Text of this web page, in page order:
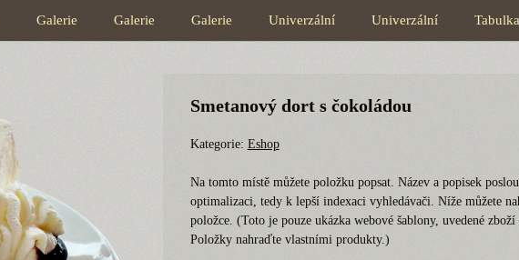
Galerie Galerie Galerie Univerzální Univerzální Tabulka
Smetanový dort s čokoládou
Kategorie:Eshop
Na tomto místě můžete položku popsat. Název a popisek
optimalizaci, tedy k lepší indexaci vyhledávači. Níže
této položce. (Toto je pouze ukázka webové šablony,
prodeji. Položky nahraďte vlastními produkty.)